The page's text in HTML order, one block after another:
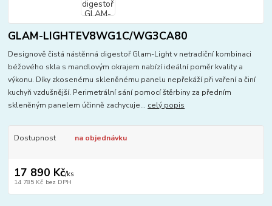
GLAM-LIGHTEV8WG1C/WG3CA80
Designově čistá nástěnná digestoř Glam-Light v netradiční kombinaci
béžového skla s mandlovým okrajem nabízí ideální poměr kvality a
výkonu. Díky zkosenému skleněnému panelu nepřekáží při vaření a činí
kuchyň vzdušnější. Perimetrální sání pomocí štěrbiny za předním
skleněným panelem účinně zachycuje... celý popis
Dostupnost na objednávku
17 890 Kč/ks
14 785 Kč bez DPH